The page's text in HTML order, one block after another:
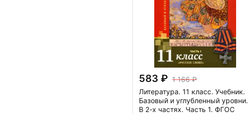
583
1 166
Литература. 11 класс. Учебник.
Базовый и углубленный уровни.
В 2-х частях. Часть 1. ФГОС